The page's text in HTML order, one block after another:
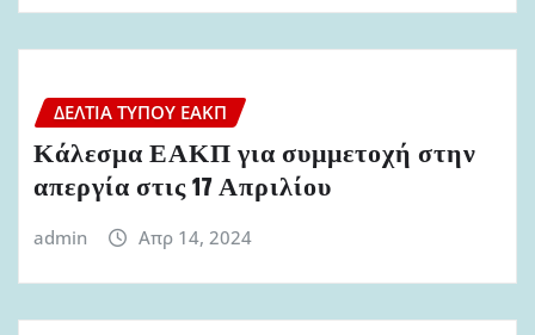
ΔΕΛΤΊΑ ΤΎΠΟΥ ΕΑΚΠ
Κάλεσμα ΕΑΚΠ για συμμετοχή στην
απεργία στις 17 Απριλίου
admin Απρ 14, 2024